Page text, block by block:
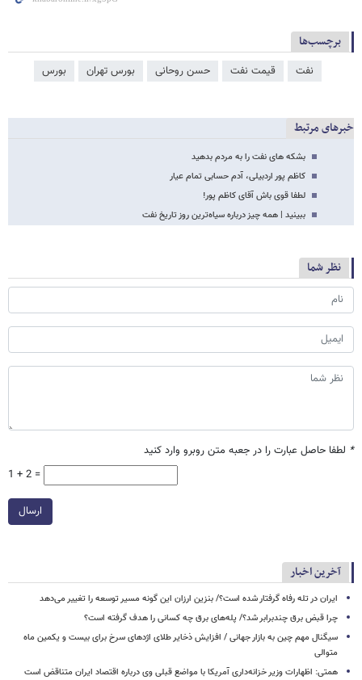
برچسب‌ها
نفت قیمت نفت حسن روحانی بورس تهران بورس
خبرهای مرتبط
بشکه های نفت را به مردم بدهید
کاظم پور اردبیلی، آدم حسابی تمام عیار
لطفا قوی باش آقای کاظم پور!
ببینید | همه چیز درباره سیاه‌ترین روز تاریخ نفت
نظر شما
* لطفا حاصل عبارت را در جعبه متن روبرو وارد کنید
1 + 2 =
ارسال
آخرین اخبار
ایران در تله رفاه گرفتار شده است؟/ بنزین ارزان این گونه مسیر توسعه را تغییر می‌دهد
چرا قبض برق چندبرابر شد؟/ پله‌های برق چه کسانی را هدف گرفته است؟
سیگنال‌ مهم چین به بازار جهانی / افزایش ذخایر طلای اژدهای سرخ برای بیست و یکمین ماه
متوالی
همتی: اظهارات وزیر خزانه‌داری آمریکا با مواضع قبلی وی درباره اقتصاد ایران متناقض است